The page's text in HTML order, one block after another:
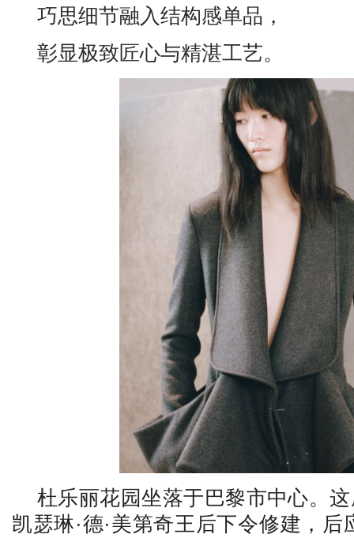
巧思细节融入结构感单品，
彰显极致匠心与精湛工艺。
杜乐丽花园坐落于巴黎市中心。
凯瑟琳·德·美第奇王后下令修建，